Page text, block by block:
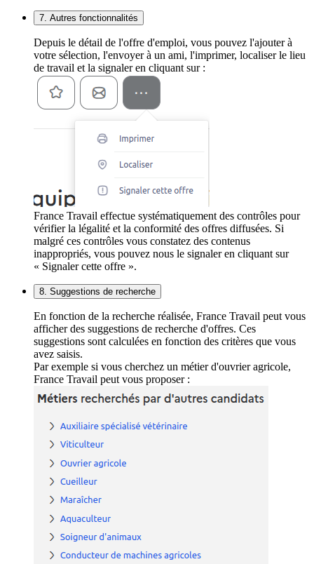
7. Autres fonctionnalités
Depuis le détail de l'offre d'emploi, vous pouvez l'ajouter à
votre sélection, l'envoyer à un ami, l'imprimer, localiser le lieu
de travail et la signaler en cliquant sur :
France Travail effectue systématiquement des contrôles pour
vérifier la légalité et la conformité des offres diffusées. Si
malgré ces contrôles vous constatez des contenus
inappropriés, vous pouvez nous le signaler en cliquant sur
« Signaler cette offre ».
8. Suggestions de recherche
En fonction de la recherche réalisée, France Travail peut vous
afficher des suggestions de recherche d'offres. Ces
suggestions sont calculées en fonction des critères que vous
avez saisis.
Par exemple si vous cherchez un métier d'ouvrier agricole,
France Travail peut vous proposer :